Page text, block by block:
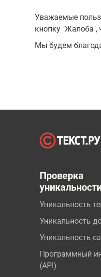
Уважаемые
кнопку "Жалоба",
Мы будем
Проверка
Уникальность
Уникальность
Уникальность
Программный
(API)